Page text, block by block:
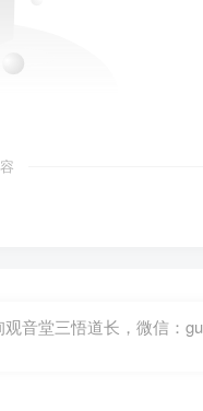
音堂三悟道长，微信：